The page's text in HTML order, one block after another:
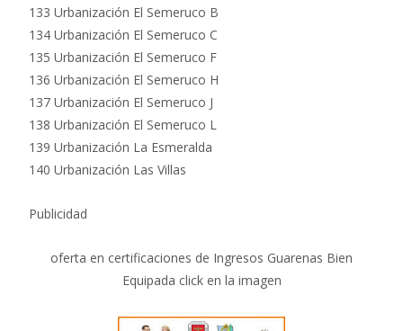
133 Urbanización El Semeruco B
134 Urbanización El Semeruco C
135 Urbanización El Semeruco F
136 Urbanización El Semeruco H
137 Urbanización El Semeruco J
138 Urbanización El Semeruco L
139 Urbanización La Esmeralda
140 Urbanización Las Villas
Publicidad
oferta en certificaciones de Ingresos Guarenas Bien
Equipada click en la imagen